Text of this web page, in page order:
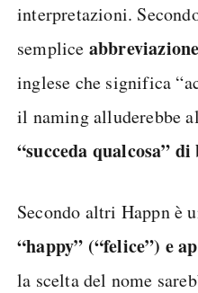
interpretazioni.
semplice
inglese che significa
il naming alluderebbe
“succeda qualcosa”
Secondo altri Happn è
“happy” (“felice”) e
la scelta del nome